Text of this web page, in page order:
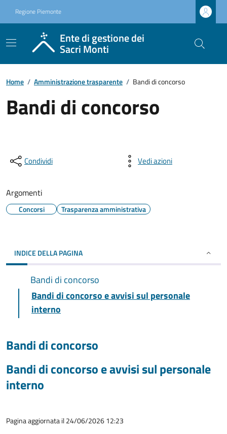
Regione Piemonte
Ente di gestione dei
Sacri Monti
Home / Amministrazione trasparente / Bandi di concorso
Bandi di concorso
Condividi Vedi azioni
Argomenti
Concorsi Trasparenza amministrativa
INDICE DELLA PAGINA
Bandi di concorso
Bandi di concorso e avvisi sul personale
interno
Bandi di concorso
Bandi di concorso e avvisi sul personale
interno
Pagina aggiornata il 24/06/2026 12:23